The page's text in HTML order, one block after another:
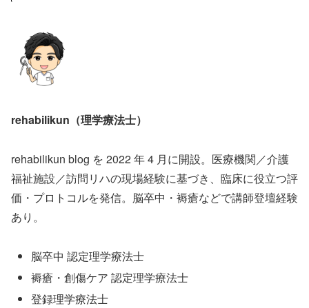
rehabilikun（理学療法士）
rehabilikun blog を 2022 年 4 月に開設。医療機関／介護
福祉施設／訪問リハの現場経験に基づき、臨床に役立つ評
価・プロトコルを発信。脳卒中・褥瘡などで講師登壇経験
あり。
脳卒中 認定理学療法士
褥瘡・創傷ケア 認定理学療法士
登録理学療法士